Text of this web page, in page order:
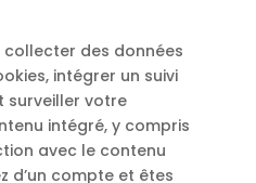
collecter des données
intégrer un suivi
surveiller votre
intégré, y compris
avec le contenu
d’un compte et êtes